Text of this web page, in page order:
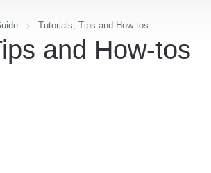
Tutorials, Tips and How-tos
and How-tos